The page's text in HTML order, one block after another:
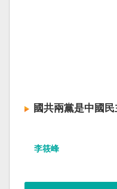
國共兩黨是中國
李筱峰